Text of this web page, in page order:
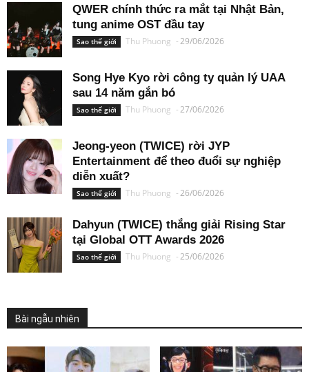
Sao thế giới Thu Phuong -03/07/2026
ILLIT tung concept của single tiếng Nhật
Sao thế giới Thu Phuong -30/06/2026
QWER chính thức ra mắt tại Nhật Bản,
Sao thế giới Thu Phuong -29/06/2026
Song Hye Kyo rời công ty quản lý UAA
sau 14 năm gắn bó
Jeong-yeon (TWICE) rời JYP
Entertainment để theo đuổi sự nghiệp
Dahyun (TWICE) thắng giải Rising Star
Sao thế giới Thu Phuong -25/06/2026